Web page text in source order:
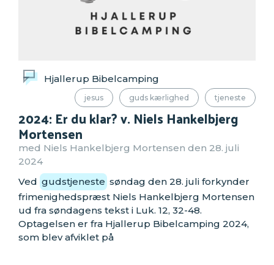
Hjallerup Bibelcamping
jesus guds kærlighed tjeneste
2024: Er du klar? v. Niels Hankelbjerg
Mortensen
med Niels Hankelbjerg Mortensen den 28. juli
2024
Ved gudstjeneste søndag den 28. juli forkynder
frimenighedspræst Niels Hankelbjerg Mortensen
ud fra søndagens tekst i Luk. 12, 32-48.
Optagelsen er fra Hjallerup Bibelcamping 2024,
som blev afviklet på